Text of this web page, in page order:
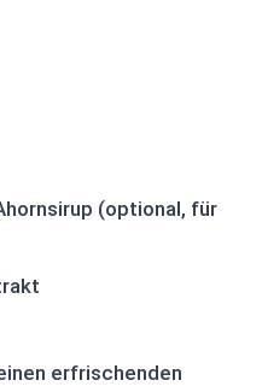
(optional, für
erfrischenden